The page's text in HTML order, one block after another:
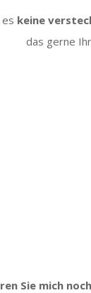
keine
das gerne
Sie mich